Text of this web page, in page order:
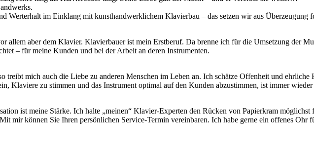
Werterhalt im Einklang mit kunsthandwerklichem Klavierbau – das setzen wir aus Überzeugung
allem aber dem Klavier. Klavierbauer ist mein Erstberuf. Da brenne ich für die Umsetzung der
– für meine Kunden und bei der Arbeit an deren Instrumenten.
treibt mich auch die Liebe zu anderen Menschen im Leben an. Ich schätze Offenheit und
Klaviere zu stimmen und das Instrument optimal auf den Kunden abzustimmen, ist immer wieder
ist meine Stärke. Ich halte „meinen“ Klavier-Experten den Rücken von Papierkram möglichst
mir können Sie Ihren persönlichen Service-Termin vereinbaren. Ich habe gerne ein offenes Ohr